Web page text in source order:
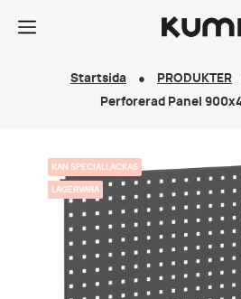
Startsida PRODUKTER
Perforerad Panel
KAN SPECIALLACKAS
LAGERVARA